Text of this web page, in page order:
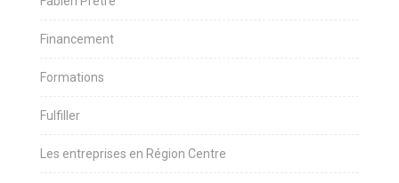
Financement
Formations
Fulfiller
Les entreprises en Région Centre